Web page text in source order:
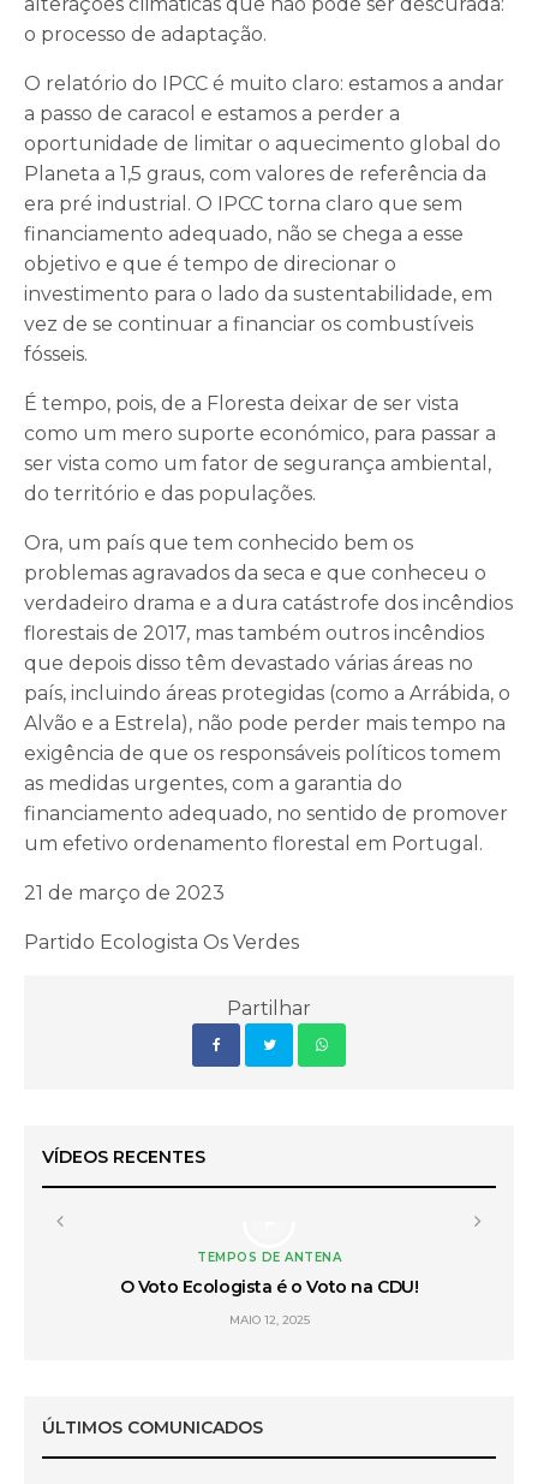
o processo de adaptação.
O relatório do IPCC é muito claro: estamos a andar
a passo de caracol e estamos a perder a
oportunidade de limitar o aquecimento global do
Planeta a 1,5 graus, com valores de referência da
era pré industrial. O IPCC torna claro que sem
financiamento adequado, não se chega a esse
objetivo e que é tempo de direcionar o
investimento para o lado da sustentabilidade, em
vez de se continuar a financiar os combustíveis
fósseis.
É tempo, pois, de a Floresta deixar de ser vista
como um mero suporte económico, para passar a
ser vista como um fator de segurança ambiental,
do território e das populações.
Ora, um país que tem conhecido bem os
problemas agravados da seca e que conheceu o
verdadeiro drama e a dura catástrofe dos incêndios
florestais de 2017, mas também outros incêndios
que depois disso têm devastado várias áreas no
país, incluindo áreas protegidas (como a Arrábida, o
Alvão e a Estrela), não pode perder mais tempo na
exigência de que os responsáveis políticos tomem
as medidas urgentes, com a garantia do
financiamento adequado, no sentido de promover
um efetivo ordenamento florestal em Portugal.
21 de março de 2023
Partido Ecologista Os Verdes
Partilhar
VÍDEOS RECENTES
TEMPOS DE ANTENA
O Voto Ecologista é o Voto na CDU!
MAIO 12, 2025
ÚLTIMOS COMUNICADOS